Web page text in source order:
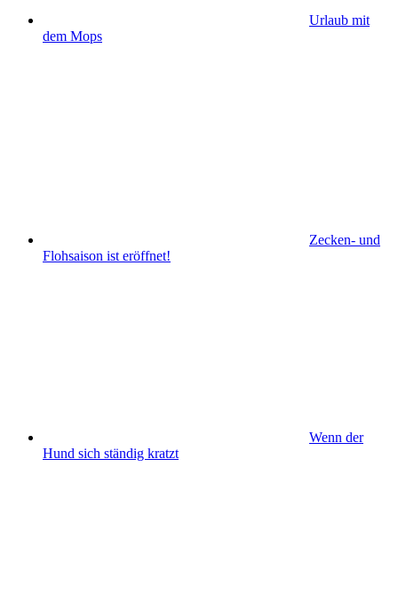
Urlaub mit
dem Mops
Zecken- und
Flohsaison ist eröffnet!
Wenn der
Hund sich ständig kratzt